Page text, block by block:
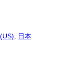
日本